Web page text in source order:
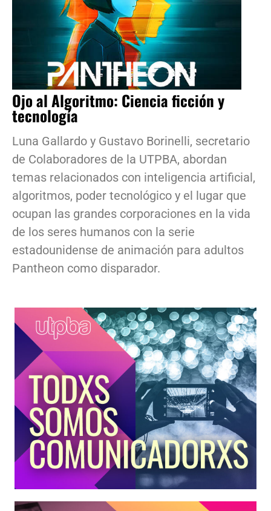
Ojo al Algoritmo: Ciencia ficción y
tecnología
Luna Gallardo y Gustavo Borinelli, secretario
de Colaboradores de la UTPBA, abordan
temas relacionados con inteligencia artificial,
algoritmos, poder tecnológico y el lugar que
ocupan las grandes corporaciones en la vida
de los seres humanos con la serie
estadounidense de animación para adultos
Pantheon como disparador.